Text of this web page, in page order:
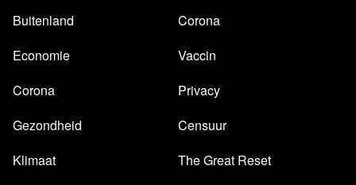
Buitenland
Economie
Corona
Gezondheid
Klimaat
Corona
Vaccin
Privacy
Censuur
The Great Reset